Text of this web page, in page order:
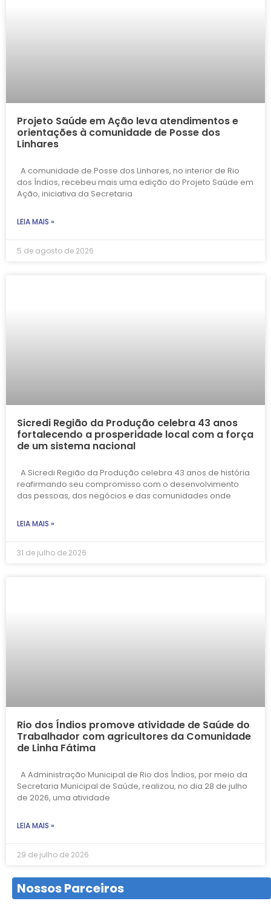
Projeto Saúde em Ação leva atendimentos e
orientações à comunidade de Posse dos
Linhares
A comunidade de Posse dos Linhares, no interior de Rio
dos Índios, recebeu mais uma edição do Projeto Saúde em
Ação, iniciativa da Secretaria
LEIA MAIS »
5 de agosto de 2026
Sicredi Região da Produção celebra 43 anos
fortalecendo a prosperidade local com a força
de um sistema nacional
A Sicredi Região da Produção celebra 43 anos de história
reafirmando seu compromisso com o desenvolvimento
das pessoas, dos negócios e das comunidades onde
LEIA MAIS »
31 de julho de 2026
Rio dos Índios promove atividade de Saúde do
Trabalhador com agricultores da Comunidade
de Linha Fátima
A Administração Municipal de Rio dos Índios, por meio da
Secretaria Municipal de Saúde, realizou, no dia 28 de julho
de 2026, uma atividade
LEIA MAIS »
29 de julho de 2026
Nossos Parceiros